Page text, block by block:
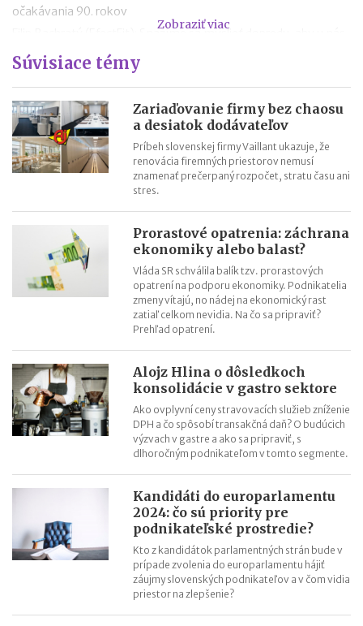
očakávania 90. rokov
Filip Bachratý (EfectFit): Snažíme sa myslieť dopredu, aby u nás
zákazníci našli všetko, čo hľadajú
Iveta Živicová (ERA): Ak je niekto individualista, nech ide cestou
je pre tímových hráčov
Ľubica Mačugová (Cyprianus): Nevzdávajte sa pri prvom
neúspechu, každé poznanie vás posúva ďalej. Najdôležitejšia je
chuť a výdrž
Roman Fridrich (Coffee Brothers): Až keď sme mali produkt
hodný franchisingu, pustili sme sa do budovania siete
Mohla si vybrať medzi dovolenkou v Thajsku a vyšívacím
strojom. Zvolila druhú možnosť a svetu predstavila značku Just
Love
Pavel Čmelík (Hamleys): Na začiatku svojej kariéry som netušil,
že tento rok otvorím druhé najväčšie hračkárstvo na svete
monitorovali kontajnery v Sydney
Lekári jej dávali takmer nulové šance. Ona popri svojej liečbe
vytvorila slovenskú značku Oxywater
Zobraziť viac
Súvisiace témy
Zariaďovanie firmy bez chaosu
a desiatok dodávateľov
Príbeh slovenskej firmy Vaillant ukazuje, že
renovácia firemných priestorov nemusí
znamenať prečerpaný rozpočet, stratu času ani
stres.
Prorastové opatrenia: záchrana
ekonomiky alebo balast?
Vláda SR schválila balík tzv. prorastových
opatrení na podporu ekonomiky. Podnikatelia
zmeny vítajú, no nádej na ekonomický rast
zatiaľ celkom nevidia. Na čo sa pripraviť?
Prehľad opatrení.
Alojz Hlina o dôsledkoch
konsolidácie v gastro sektore
Ako ovplyvní ceny stravovacích služieb zníženie
DPH a čo spôsobí transakčná daň? O budúcich
výzvach v gastre a ako sa pripraviť, s
dlhoročným podnikateľom v tomto segmente.
Kandidáti do europarlamentu
2024: čo sú priority pre
podnikateľské prostredie?
Kto z kandidátok parlamentných strán bude v
prípade zvolenia do europarlamentu hájiť
záujmy slovenských podnikateľov a v čom vidia
priestor na zlepšenie?